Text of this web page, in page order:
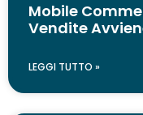
Mobile
Vendite
LEGGI TUTTO »